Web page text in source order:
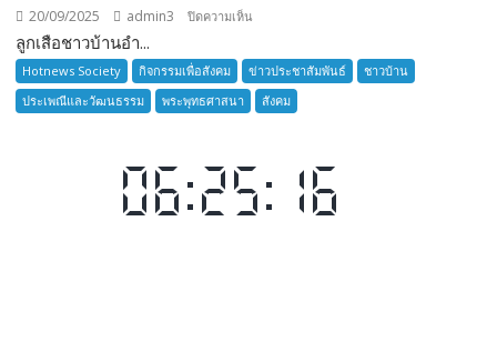
20/09/2025 admin3 ปิดความเห็น
เสือ
ชาว
บ้าน
เปิด
รับ
ลูกเสือชาวบ้านอำ...
Hotnews Society กิจกรรมเพื่อสังคม ข่าวประชาสัมพันธ์
ชาวบ้าน
ประเพณีและวัฒนธรรม
พระพุทธศาสนา สังคม